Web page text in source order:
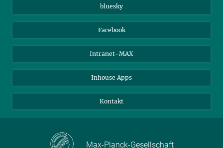
bluesky
Facebook
Intranet-MAX
Inhouse Apps
Kontakt
Max-Planck-Gesellschaft